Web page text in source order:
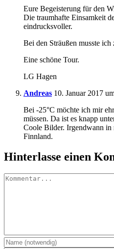
Eure Begeisterung für den
Die traumhafte Einsamkeit
eindrucksvoller.
Bei den Sträußen musste
Eine schöne Tour.
LG Hagen
Andreas 10. Januar 2017
Bei -25°C möchte ich mir
müssen. Da ist es knapp
Coole Bilder. Irgendwann in
Finnland.
Hinterlasse einen
Kommentar